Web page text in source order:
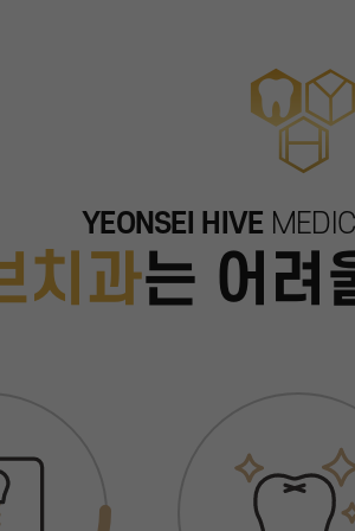
YEONSEI HIVE
치과는 어려